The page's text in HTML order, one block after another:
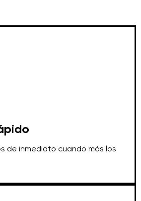
de inmediato cuando más los